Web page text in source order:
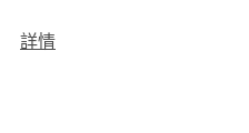
關資源
詳情